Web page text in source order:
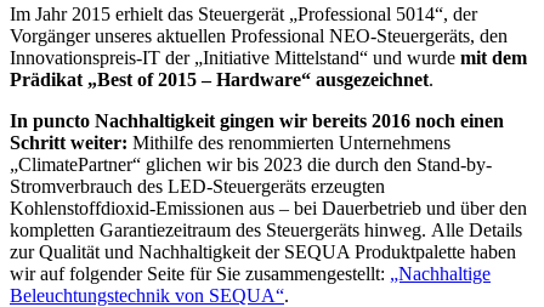
Im Jahr 2015 erhielt das Steuergerät „Professional 5014“, der
Vorgänger unseres aktuellen Professional NEO-Steuergeräts, den
Innovationspreis-IT der „Initiative Mittelstand“ und wurde mit dem
Prädikat „Best of 2015 – Hardware“ ausgezeichnet.
In puncto Nachhaltigkeit gingen wir bereits 2016 noch einen
Schritt weiter: Mithilfe des renommierten Unternehmens
„ClimatePartner“ glichen wir bis 2023 die durch den Stand-by-
Stromverbrauch des LED-Steuergeräts erzeugten
Kohlenstoffdioxid-Emissionen aus – bei Dauerbetrieb und über den
kompletten Garantiezeitraum des Steuergeräts hinweg. Alle Details
zur Qualität und Nachhaltigkeit der SEQUA Produktpalette haben
wir auf folgender Seite für Sie zusammengestellt: „Nachhaltige
Beleuchtungstechnik von SEQUA“.